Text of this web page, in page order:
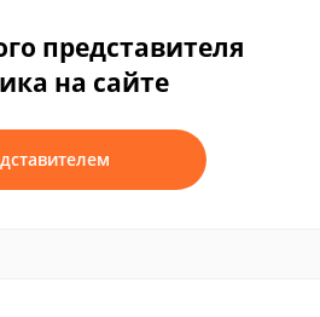
представителя
на сайте